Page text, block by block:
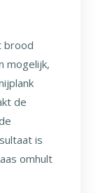
brood
mogelijk,
de
is
omhult